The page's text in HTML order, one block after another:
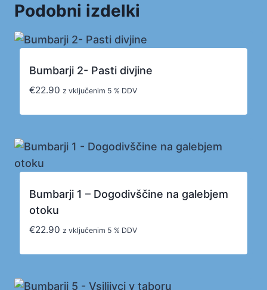
Podobni izdelki
Bumbarji 2- Pasti divjine
€22.90 z vključenim 5 % DDV
Bumbarji 1 – Dogodivščine na galebjem
otoku
€22.90 z vključenim 5 % DDV